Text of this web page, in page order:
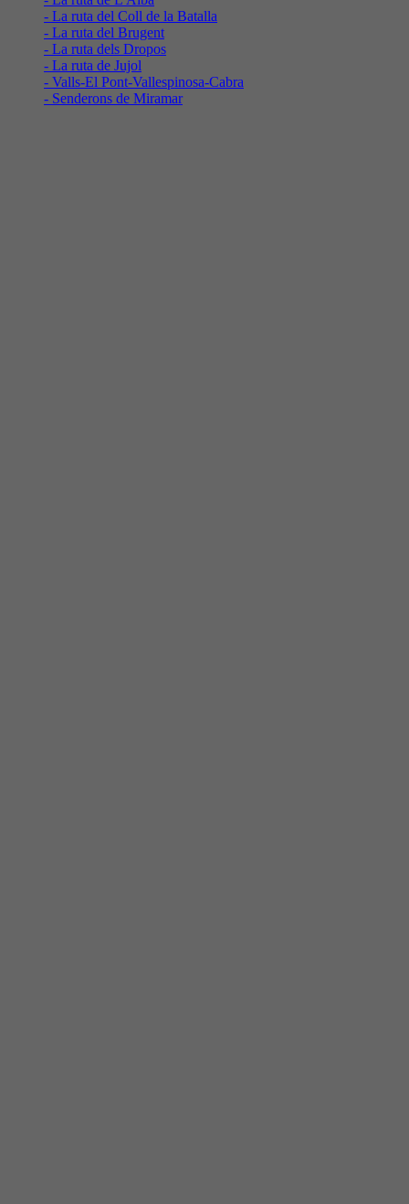
- La ruta del Coll de la Batalla
- La ruta del Brugent
- La ruta dels Dropos
- La ruta de Jujol
- Valls-El Pont-Vallespinosa-Cabra
- Senderons de Miramar